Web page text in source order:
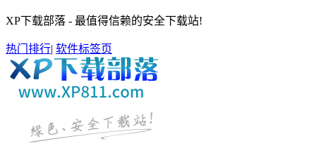
XP下载部落 - 最值得信赖的安全下载站!
热门排行| 软件标签页